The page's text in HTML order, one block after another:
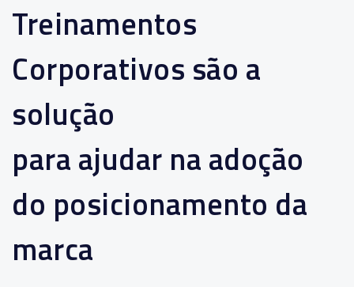
Treinamentos
Corporativos são a
solução
para ajudar na adoção
do posicionamento da
marca